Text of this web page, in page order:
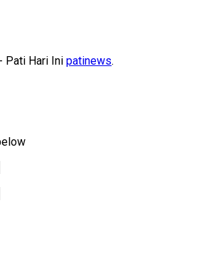
- Pati Hari Ini patinews.